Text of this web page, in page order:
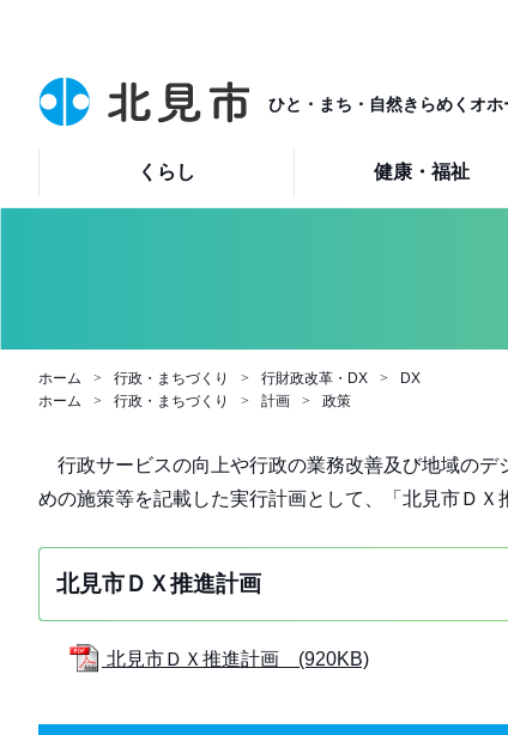
ひと・まち・自然きらめくオ
くらし 健康・福祉
ホーム 行政・まちづくり 行財政改革・DX
DX
ホーム
行政・まちづくり 計画 政策
行政サービスの向上や行政の業務改善及び地域のデ
めの施策等を記載した実行計画として、「北見市ＤＸ
北見市ＤＸ推進計画
北見市ＤＸ推進計画 (920KB)